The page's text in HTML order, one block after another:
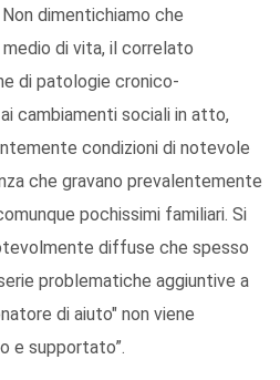
dimentichiamo che
di vita, il correlato
di patologie cronico-
cambiamenti sociali in atto,
condizioni di notevole
che gravano prevalentemente
pochissimi familiari. Si
diffuse che spesso
problematiche aggiuntive a
di aiuto" non viene
e supportato”.